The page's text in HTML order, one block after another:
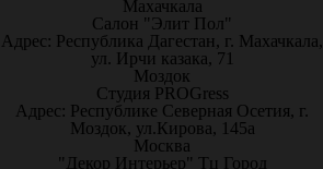
Махачкала
Салон "Элит Пол"
Адрес: Республика Дагестан, г. Махачкала,
ул. Ирчи казака, 71
Моздок
Студия PROGress
Адрес: Республике Северная Осетия, г.
Моздок, ул.Кирова, 145а
Москва
"Декор Интерьер" Тц Город